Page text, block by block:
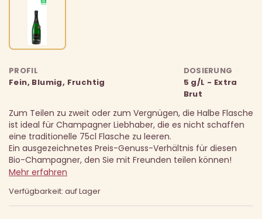
PROFIL
Fein, Blumig, Fruchtig
DOSIERUNG
5 g/L - Extra
Brut
Zum Teilen zu zweit oder zum Vergnügen, die Halbe Flasche
ist ideal für Champagner Liebhaber, die es nicht schaffen
eine traditionelle 75cl Flasche zu leeren.
Ein ausgezeichnetes Preis-Genuss-Verhältnis für diesen
Bio-Champagner, den Sie mit Freunden teilen können!
Mehr erfahren
Verfügbarkeit: auf Lager